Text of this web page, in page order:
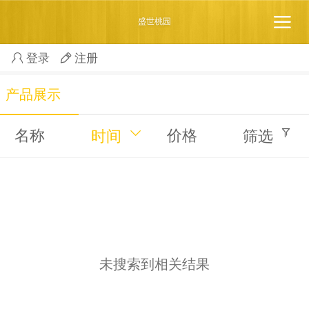
盛世桃园
登录 注册
产品展示
名称 时间 价格 筛选
未搜索到相关结果